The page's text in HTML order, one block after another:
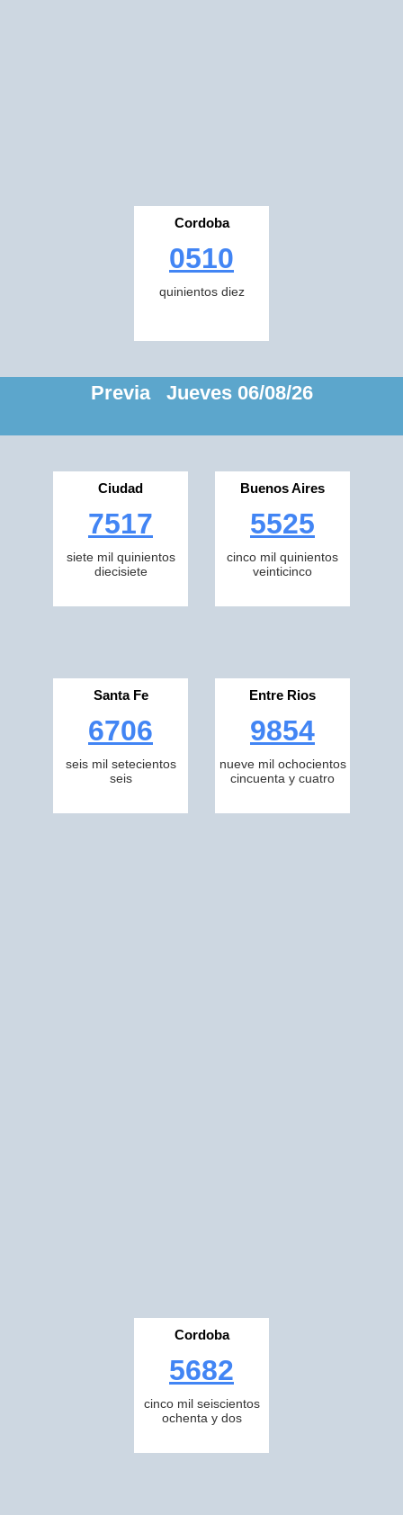
Cordoba
0510
quinientos diez
Previa Jueves 06/08/26
Ciudad
7517
siete mil quinientos
diecisiete
Buenos Aires
5525
cinco mil quinientos
veinticinco
Santa Fe
6706
seis mil setecientos
seis
Entre Rios
9854
nueve mil ochocientos
cincuenta y cuatro
Cordoba
5682
cinco mil seiscientos
ochenta y dos